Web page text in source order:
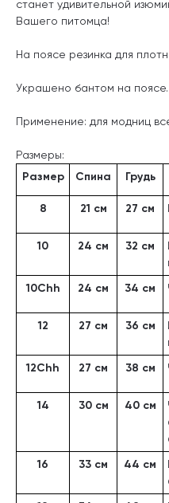
станет удивительной
Вашего питомца!
На поясе резинка для
Украшено бантом на поясе.
Применение: для модниц
Размеры:
Размер Спина Грудь
8 21 см 27 см
10 24 см 32 см
10Chh 24 см 34 см
12 27 см 36 см
12Chh 27 см 38 см
14 30 см 40 см
16 33 см 44 см